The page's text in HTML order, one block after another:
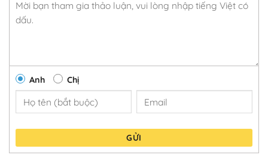
Anh Chị
GỬI